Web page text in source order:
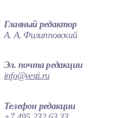
Главный редактор
А. А. Филипповский
Эл. почта редакции
info@vesti.ru
Телефон редакции